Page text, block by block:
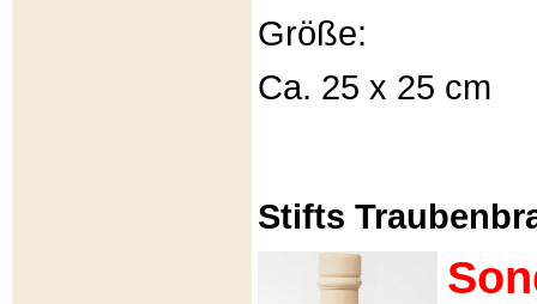
Größe:
Ca. 25 x 25 cm
Stifts